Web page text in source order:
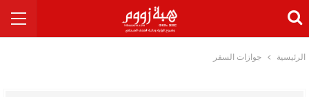
الرئيسية جوازات السفر